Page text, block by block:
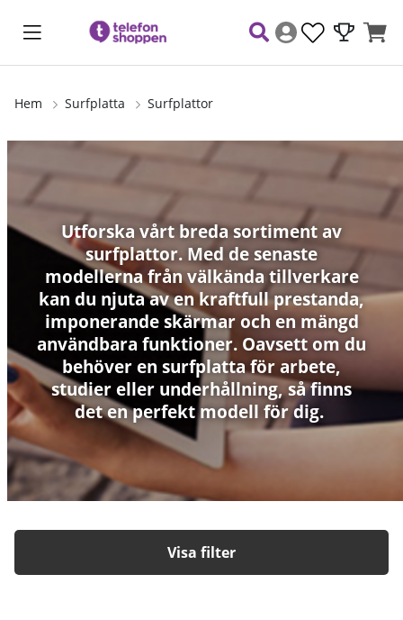
Hem Surfplatta Surfplattor
Utforska vårt breda sortiment av
surfplattor. Med de senaste
modellerna från välkända tillverkare
kan du njuta av en kraftfull prestanda,
imponerande skärmar och en mängd
användbara funktioner. Oavsett om du
behöver en surfplatta för arbete,
studier eller underhållning, så finns
det en perfekt modell för dig.
Filtrera